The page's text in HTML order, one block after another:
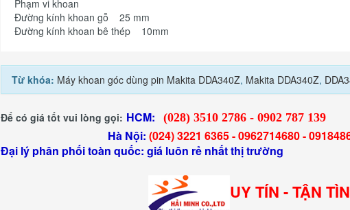
Phạm vi khoan
Đường kính khoan gỗ 25 mm
Đường kính khoan bê thép 10mm
Từ khóa: Máy khoan góc dùng pin Makita DDA340Z, Makita DDA340Z,
Để có giá tốt vui lòng gọi: HCM: (028) 3510 2786 - 0902 787 139
Hà Nội: (024) 3221 6365 -0962714680 -
Đại lý phân phối toàn quốc: giá luôn rẻ nhất thị trường
UY TÍN - TẬN